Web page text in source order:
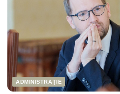
ADMINISTRAȚIE